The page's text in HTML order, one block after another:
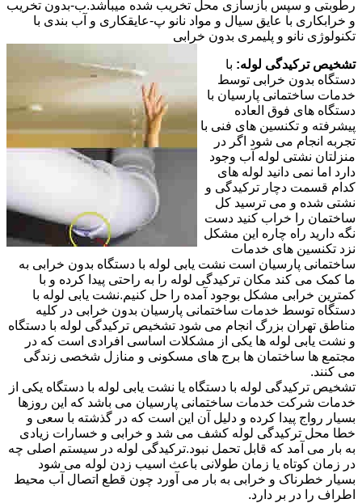
رطوبتی و سپس بازسازی محل تخریب شده میباشد.ب-بدون تخریب
و خرابکاری با عایق سیال و مواد نانو پ-عایقکاری و آب بندی با
تکنولوژی نانو و پلیمری بدون خرابی
تشخیص ترکیدگی لوله: با
دستگاه بدون خرابی توسط
خدمات ساختمانی پارسیان با
دستگاه های فوق العاده
پیشرفته و تکنسین های فنی با
تجربه انجام می شود اگر در
منزلتان نشتی لوله آب وجود
دارد اما نمی دانید لوله های
کدام قسمت دچار ترکیدگی و
نشتی شده و می ترسید کل
ساختمان را خراب کنید دست
نگه دارید راه چاره این مشکل
نزد تکنسین های خدمات
ساختمانی پارسیان است نشت یابی لوله با دستگاه بدون خرابی به
ما کمک می کند مکان ترکیدگی لوله را به راحتی پیدا کرده و با
کمترین خرابی مشکل بوجود آمده را حل کنیم.نشت یابی لوله با
دستگاه توسط خدمات ساختمانی پارسیان بدون خرابی در کلیه
مناطق تهران بزرگ انجام می شود تشخیص ترکیدگی لوله با دستگاه
و نشت یابی لوله ها یکی از مشکلات اساسی افرادی است که در
مجتمع ها ساختمان ها برج های مسکونی و منازل شخصی زندگی
می کنند.
تشخیص ترکیدگی لوله با دستگاه یا نشت یابی لوله با دستگاه یکی از
خدمات شرکت خدمات ساختمانی پارسیان می باشد که این روزها
بسیار رواج پیدا کرده و دلیل آن این است که در گذشته با سعی و
خطا محل ترکیدگی لوله کشف می شد و خرابی و خسارات زیادی
به بار می آمد که قابل تحمل نبود.ترکیدگی لوله در سیستم اصلی چه
در زمان کوتاه یا زمان طولانی باعث اسیب زدن لوله می شود
بسیار خطرناک و خرابی به بار می آورد چون قطع اتصال آب محیط
اطراف را در بر دارد.